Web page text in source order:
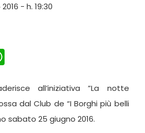
- h. 19:30
all’iniziativa ”La notte
dal Club de “I Borghi più belli
sabato 25 giugno 2016.